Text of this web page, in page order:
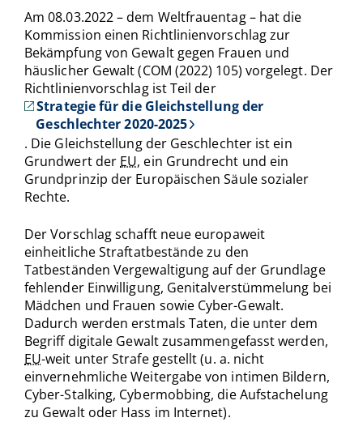
Am 08.03.2022 – dem Weltfrauentag – hat die
Kommission einen Richtlinienvorschlag zur
Bekämpfung von Gewalt gegen Frauen und
häuslicher Gewalt (COM (2022) 105) vorgelegt. Der
Richtlinienvorschlag ist Teil der
Strategie für die Gleichstellung der
Geschlechter 2020-2025
. Die Gleichstellung der Geschlechter ist ein
Grundwert der EU, ein Grundrecht und ein
Grundprinzip der Europäischen Säule sozialer
Rechte.
Der Vorschlag schafft neue europaweit
einheitliche Straftatbestände zu den
Tatbeständen Vergewaltigung auf der Grundlage
fehlender Einwilligung, Genitalverstümmelung bei
Mädchen und Frauen sowie Cyber-Gewalt.
Dadurch werden erstmals Taten, die unter dem
Begriff digitale Gewalt zusammengefasst werden,
EU-weit unter Strafe gestellt (u. a. nicht
einvernehmliche Weitergabe von intimen Bildern,
Cyber-Stalking, Cybermobbing, die Aufstachelung
zu Gewalt oder Hass im Internet).